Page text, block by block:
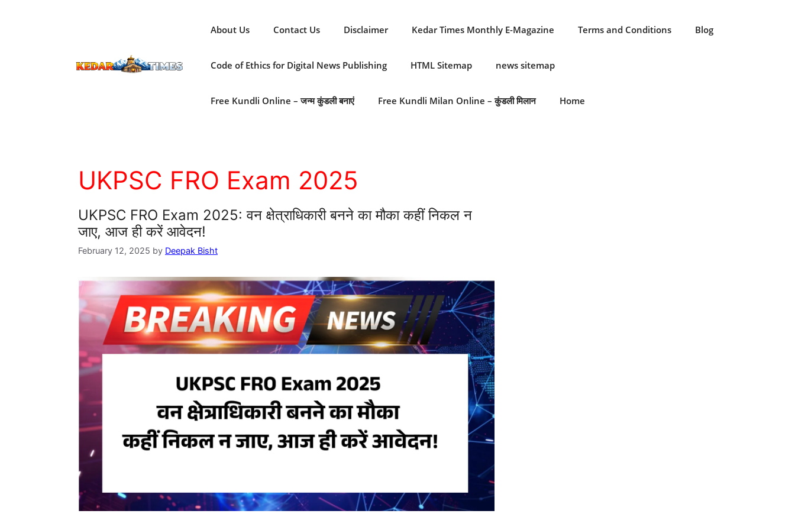
About Us Contact Us Disclaimer Kedar Times Monthly E-Magazine Terms and Conditions Blog
Code of Ethics for Digital News Publishing HTML Sitemap news sitemap
Free Kundli Online – जन्म कुंडली बनाएं Free Kundli Milan Online – कुंडली मिलान Home
UKPSC FRO Exam 2025
UKPSC FRO Exam 2025: वन क्षेत्राधिकारी बनने का मौका कहीं निकल न
जाए, आज ही करें आवेदन!
February 12, 2025 by Deepak Bisht